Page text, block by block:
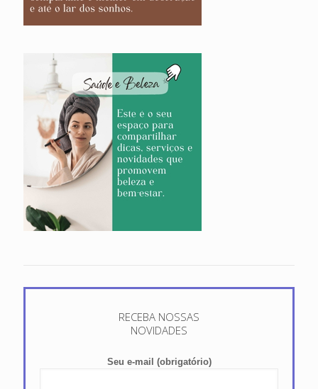
RECEBA NOSSAS
NOVIDADES
Seu e-mail (obrigatório)